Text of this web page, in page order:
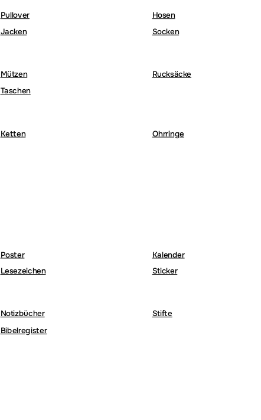
Pullover
Hosen
Jacken Socken
Mützen
Rucksäcke
Taschen
Ketten
Ohrringe
Poster
Kalender
Lesezeichen Sticker
Notizbücher
Stifte
Bibelregister